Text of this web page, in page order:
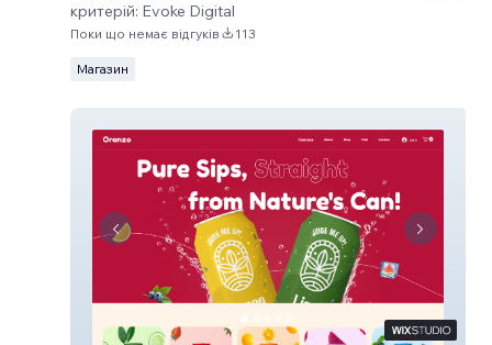
критерій: Evoke Digital
Поки що немає відгуків 113
Магазин